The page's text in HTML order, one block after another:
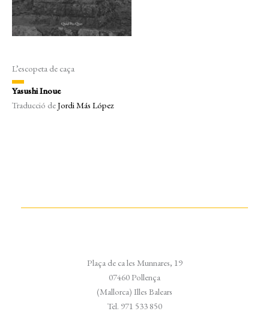
L’escopeta de caça
Yasushi Inoue
Traducció deJordi Más López
Plaça de ca les Munnares, 19
07460 Pollença
(Mallorca) Illes Balears
Tel. 971 533 850